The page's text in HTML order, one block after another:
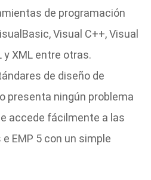
de programación
Visual C++, Visual
y XML entre otras.
de diseño de
presenta ningún problema
accede fácilmente a las
EMP 5 con un simple